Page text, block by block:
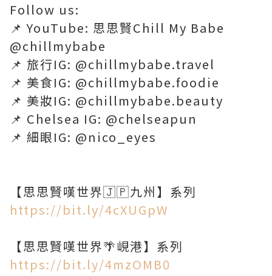
Follow us:
📌 YouTube: 思思賢Chill My Babe
@chillmybabe
📌 旅行IG: @chillmybabe.travel
📌 美食IG: @chillmybabe.foodie
📌 美妝IG: @chillmybabe.beauty
📌 Chelsea IG: @chelseapun
📌 細眼IG: @nico_eyes
https://bit.ly/4cXUGpW
https://bit.ly/4mzOMB0